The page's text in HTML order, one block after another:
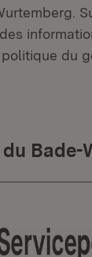
du
Bade-